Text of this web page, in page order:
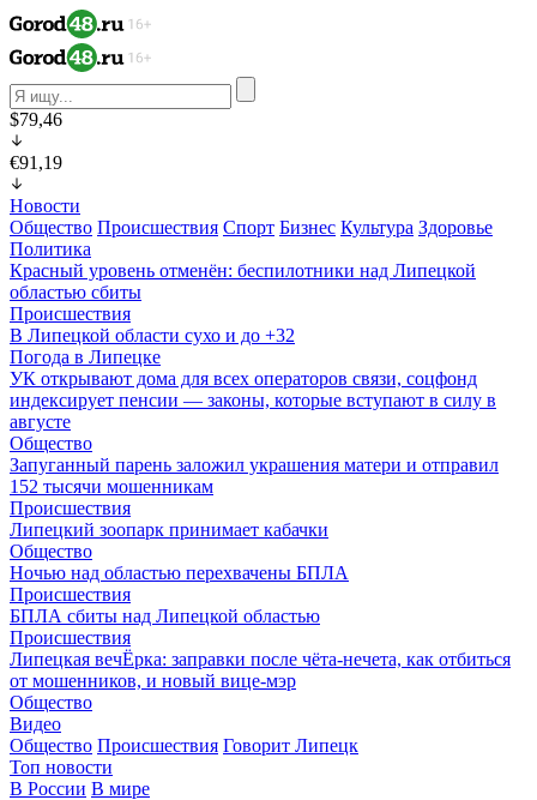
$79,46
€91,19
Новости
Общество Происшествия Спорт Бизнес Культура Здоровье
Политика
Красный уровень отменён: беспилотники над Липецкой
областью сбиты
Происшествия
В Липецкой области сухо и до +32
Погода в Липецке
УК открывают дома для всех операторов связи, соцфонд
индексирует пенсии — законы, которые вступают в силу в
августе
Общество
Запуганный парень заложил украшения матери и отправил
152 тысячи мошенникам
Происшествия
Липецкий зоопарк принимает кабачки
Общество
Ночью над областью перехвачены БПЛА
Происшествия
БПЛА сбиты над Липецкой областью
Происшествия
Липецкая вечЁрка: заправки после чёта-нечета, как отбиться
от мошенников, и новый вице-мэр
Общество
Видео
Общество Происшествия Говорит Липецк
Топ новости
В России В мире